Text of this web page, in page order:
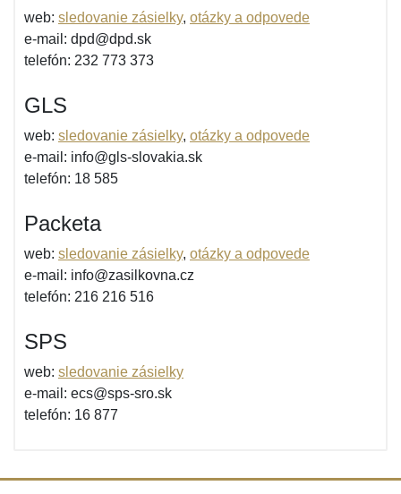
web: sledovanie zásielky, otázky a odpovede
e-mail: dpd@dpd.sk
telefón: 232 773 373
GLS
web: sledovanie zásielky, otázky a odpovede
e-mail: info@gls-slovakia.sk
telefón: 18 585
Packeta
web: sledovanie zásielky, otázky a odpovede
e-mail: info@zasilkovna.cz
telefón: 216 216 516
SPS
web: sledovanie zásielky
e-mail: ecs@sps-sro.sk
telefón: 16 877